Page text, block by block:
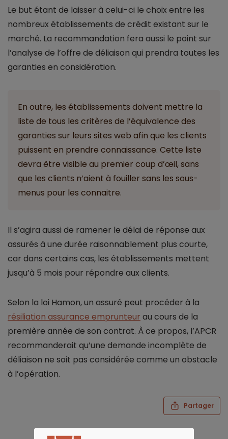
Le but étant de laisser à celui-ci le choix entre les
nombreux établissements de crédit existant sur le
marché. La recommandation fera aussi le point sur
l’analyse de l’offre de déliaison qui prendra toutes les
garanties en considération.
En outre, les établissements doivent mettre la
liste de tous les critères de l’équivalence des
garanties sur leurs sites web afin que les clients
puissent en prendre connaissance. Cette liste
devra être visible au premier coup d’œil, sans
que les clients n’aient à fouiller sans les sous-
menus pour les connaitre.
Il s’agira aussi de ramener le délai de réponse aux
assurés à une durée raisonnablement plus courte,
car dans certains cas, les établissements mettent
jusqu’à 5 mois pour répondre aux clients.
Selon la loi Hamon, un assuré peut procéder à la
résiliation assurance emprunteur au cours de la
première année de son contrat. À ce propos, l’APCR
recommanderait qu’une demande incomplète de
déliaison ne soit pas considérée comme un obstacle
à l’opération.
Partager